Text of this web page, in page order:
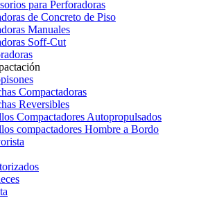
para Perforadoras
de Concreto de Piso
Manuales
Soff-Cut
Compactadoras
Reversibles
Compactadores Autopropulsados
compactadores Hombre a Bordo